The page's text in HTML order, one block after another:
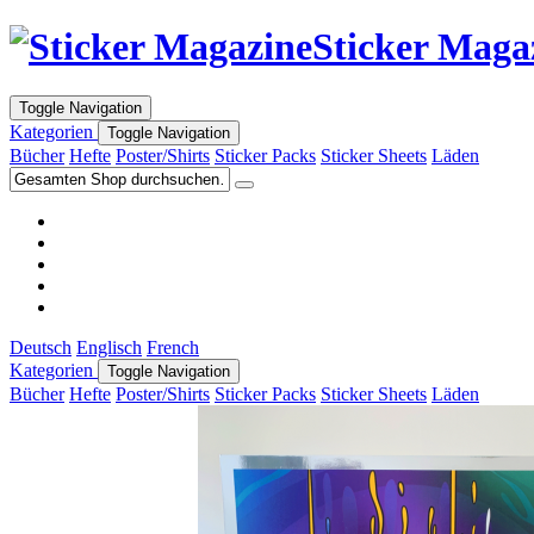
Sticker
Toggle Navigation
Kategorien Toggle Navigation
Bücher Hefte Poster/Shirts Sticker Packs Sticker Sheets Läden
Deutsch Englisch French
Kategorien
Toggle Navigation
Bücher Hefte Poster/Shirts Sticker Packs Sticker Sheets Läden